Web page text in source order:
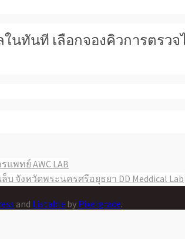
ในทันที เลือกจองคิวการตรวจ
พทย์ AWC LAB
จังหวัดพระนครศรีอยุธยา DD Meddical Lab
and Listable by Pixelgrade.